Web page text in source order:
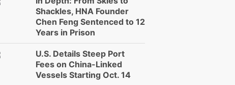
Shackles, HNA Founder
Chen Feng Sentenced to 12
Years in Prison
U.S. Details Steep Port
Fees on China-Linked
Vessels Starting Oct. 14